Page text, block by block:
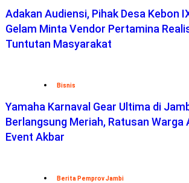
Adakan Audiensi, Pihak Desa Kebon
Gelam Minta Vendor Pertamina
Tuntutan Masyarakat
Bisnis
Yamaha Karnaval Gear Ultima di
Berlangsung Meriah, Ratusan Warga
Event Akbar
Berita Pemprov Jambi